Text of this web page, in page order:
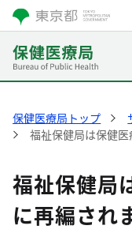
保健医療局トップ
福祉保健局は保健
福祉保健局
に再編され